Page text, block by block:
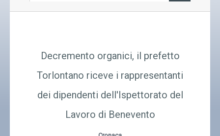
Carrello
Chi siamo
Decremento organici, il prefetto
Torlontano riceve i rappresentanti
dei dipendenti dell'Ispettorato del
Lavoro di Benevento